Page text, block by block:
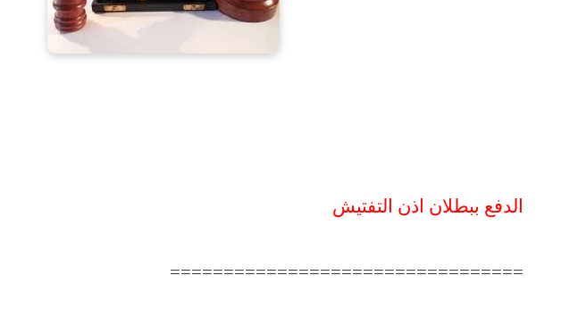
الدفع ببطلان اذن التفتيش
=================================